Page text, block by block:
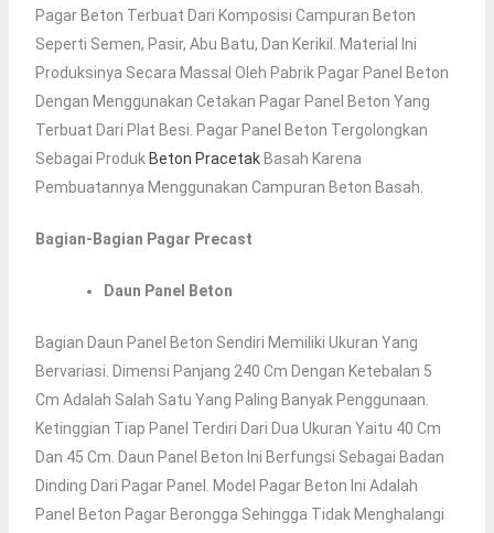
Pagar Beton Terbuat Dari Komposisi Campuran Beton
Seperti Semen, Pasir, Abu Batu, Dan Kerikil. Material Ini
Produksinya Secara Massal Oleh Pabrik Pagar Panel Beton
Dengan Menggunakan Cetakan Pagar Panel Beton Yang
Terbuat Dari Plat Besi. Pagar Panel Beton Tergolongkan
Sebagai Produk Beton PracetakBasah Karena
Pembuatannya Menggunakan Campuran Beton Basah.
Bagian-Bagian Pagar Precast
Daun Panel Beton
Bagian Daun Panel Beton Sendiri Memiliki Ukuran Yang
Bervariasi. Dimensi Panjang 240 Cm Dengan Ketebalan 5
Cm Adalah Salah Satu Yang Paling Banyak Penggunaan.
Ketinggian Tiap Panel Terdiri Dari Dua Ukuran Yaitu 40 Cm
Dan 45 Cm. Daun Panel Beton Ini Berfungsi Sebagai Badan
Dinding Dari Pagar Panel. Model Pagar Beton Ini Adalah
Panel Beton Pagar Berongga Sehingga Tidak Menghalangi